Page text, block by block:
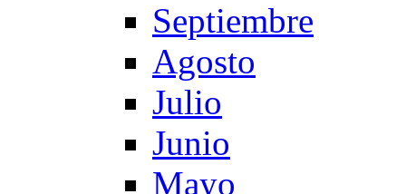
Septiembre
Agosto
Julio
Junio
Mayo